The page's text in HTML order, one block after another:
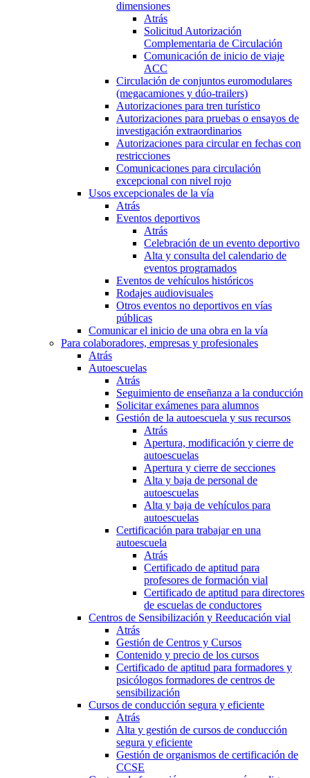
dimensiones
Atrás
Solicitud Autorización
Complementaria de Circulación
Comunicación de inicio de viaje
ACC
Circulación de conjuntos euromodulares
(megacamiones y dúo-trailers)
Autorizaciones para tren turístico
Autorizaciones para pruebas o ensayos de
investigación extraordinarios
Autorizaciones para circular en fechas con
restricciones
Comunicaciones para circulación
excepcional con nivel rojo
Usos excepcionales de la vía
Atrás
Eventos deportivos
Atrás
Celebración de un evento deportivo
Alta y consulta del calendario de
eventos programados
Eventos de vehículos históricos
Rodajes audiovisuales
Otros eventos no deportivos en vías
públicas
Comunicar el inicio de una obra en la vía
Para colaboradores, empresas y profesionales
Atrás
Autoescuelas
Atrás
Seguimiento de enseñanza a la conducción
Solicitar exámenes para alumnos
Gestión de la autoescuela y sus recursos
Atrás
Apertura, modificación y cierre de
autoescuelas
Apertura y cierre de secciones
Alta y baja de personal de
autoescuelas
Alta y baja de vehículos para
autoescuelas
Certificación para trabajar en una
autoescuela
Atrás
Certificado de aptitud para
profesores de formación vial
Certificado de aptitud para directores
de escuelas de conductores
Centros de Sensibilización y Reeducación vial
Atrás
Gestión de Centros y Cursos
Contenido y precio de los cursos
Certificado de aptitud para formadores y
psicólogos formadores de centros de
sensibilización
Cursos de conducción segura y eficiente
Atrás
Alta y gestión de cursos de conducción
segura y eficiente
Gestión de organismos de certificación de
CCSE